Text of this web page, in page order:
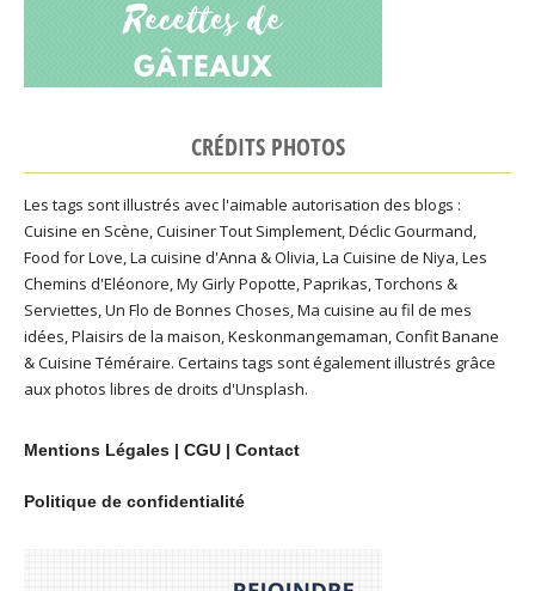
CRÉDITS PHOTOS
Les tags sont illustrés avec l'aimable autorisation des blogs :
Cuisine en Scène,Cuisiner Tout Simplement,Déclic Gourmand,
Food for Love,La cuisine d'Anna & Olivia,La Cuisine de Niya,Les
Chemins d'Eléonore,My Girly Popotte,Paprikas,Torchons &
Serviettes,Un Flo de Bonnes Choses,Ma cuisine au fil de mes
idées,Plaisirs de la maison,Keskonmangemaman,Confit Banane
&Cuisine Téméraire. Certains tags sont également illustrés grâce
aux photos libres de droits d'Unsplash.
Mentions Légales | CGU | Contact
Politique de confidentialité